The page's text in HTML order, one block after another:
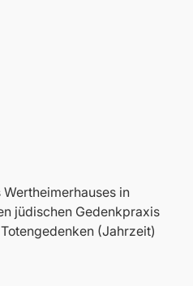
in
jüdischen Gedenkpraxis
(Jahrzeit)